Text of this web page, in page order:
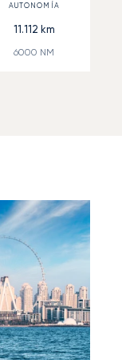
11.112 km
6000 NM